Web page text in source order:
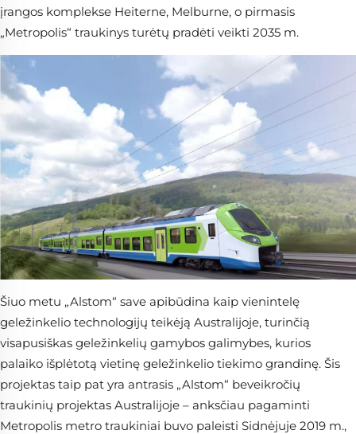
įrangos komplekse Heiterne, Melburne, o pirmasis
„Metropolis“ traukinys turėtų pradėti veikti 2035 m.
Šiuo metu „Alstom“ save apibūdina kaip vienintelę
geležinkelio technologijų teikėją Australijoje, turinčią
visapusiškas geležinkelių gamybos galimybes, kurios
palaiko išplėtotą vietinę geležinkelio tiekimo grandinę. Šis
projektas taip pat yra antrasis „Alstom“ beveikročių
traukinių projektas Australijoje – anksčiau pagaminti
Metropolis metro traukiniai buvo paleisti Sidnėjuje 2019 m.,